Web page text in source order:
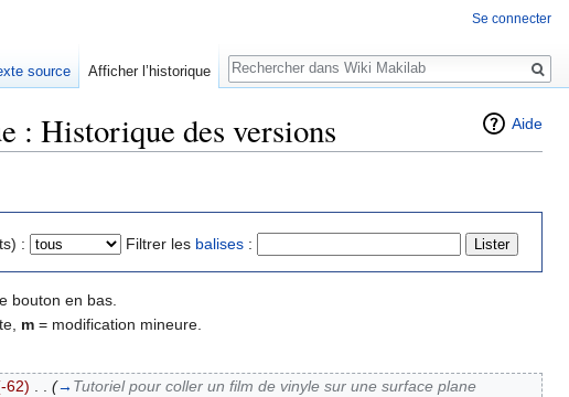
Aide
: Historique des versions
: Filtrer les balises :
bouton en bas.
m = modification mineure.
62) (→ Tutoriel pour coller un film de vinyle sur une surface plane
Se connecter
source Afficher l’historique
Rechercher